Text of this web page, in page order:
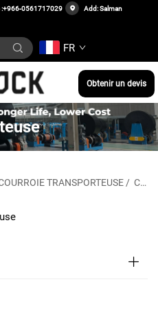
+966-0561717029 Add: Salman
FR
Obtenir un devis
TRANSPORTEUSE / COURROIE TRANSPORTEUSE NN